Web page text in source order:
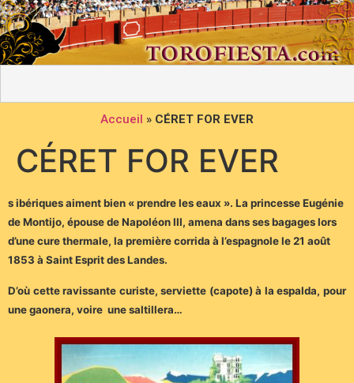
Accueil » CÉRET FOR EVER
CÉRET FOR EVER
s ibériques aiment bien « prendre les eaux ». La princesse Eugénie
de Montijo, épouse de Napoléon III, amena dans ses bagages lors
d’une cure thermale, la première corrida à l’espagnole le 21 août
1853 à Saint Esprit des Landes.
D’où cette ravissante curiste, serviette (capote) à la espalda, pour
une gaonera, voire une saltillera…